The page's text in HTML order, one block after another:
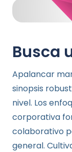
Busca
Apalancar
sinopsis
nivel. Los
corporativa
colaborativo
general.